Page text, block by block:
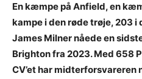
En kæmpe på Anfield, en
kampe i den røde trøje, 203
James Milner nåede en
Brighton fra 2023. Med 658
CV’et har